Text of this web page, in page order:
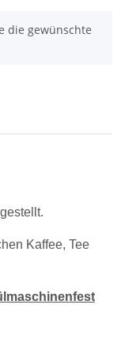
die gewünschte
Kaffee, Tee